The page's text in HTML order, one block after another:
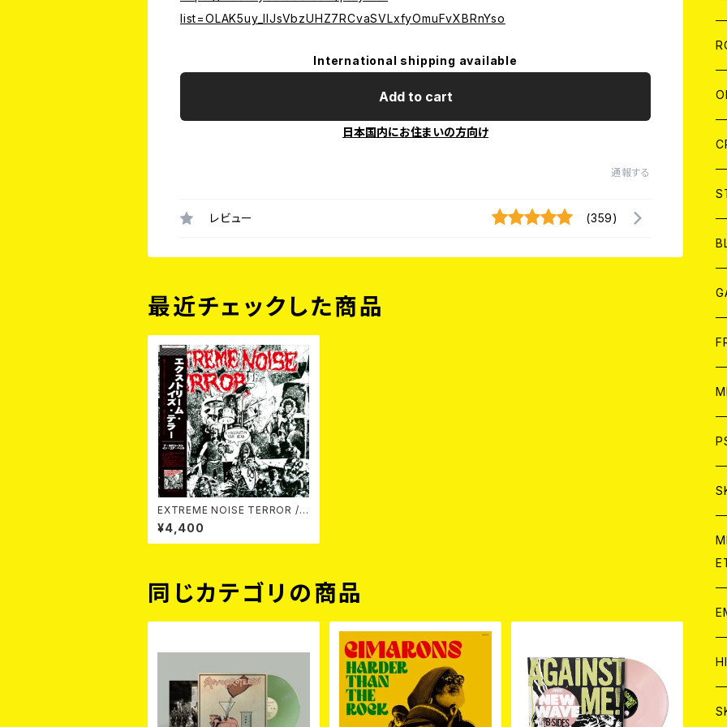
list=OLAK5uy_llJsVbzUHZ7RCvaSVLxfyOmuFvXBRnYso
International shipping available
Add to cart
日本国内にお住まいの方向け
通報する
レビュー (359)
最近チェックした商品
EXTREME NOISE TERROR /
HOLOCAUST IN YOUR HEAD
(帯・ライナー付き) LP
¥4,400
同じカテゴリの商品
CD
CD
CD